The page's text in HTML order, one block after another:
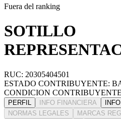
Fuera del ranking
SOTILLO
RUC: 20305404501
ESTADO CONTRIBUYENTE:
CONDICION
PERFIL INFO FINANCIERA
NORMAS LEGALES
MARCAS